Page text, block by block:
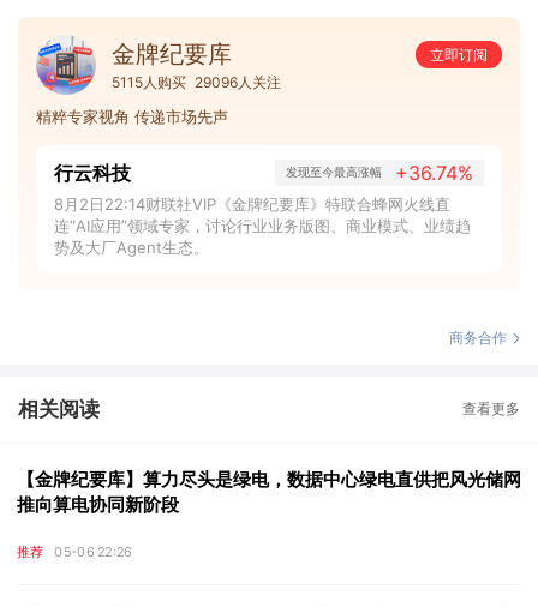
金牌纪要库
立即订阅
5115人购买 29096人关注
精粹专家视角 传递市场先声
行云科技 发现至今最高涨幅 +36.74%
8月2日22:14财联社VIP《金牌纪要库》特联合蜂网火线直
连“AI应用”领域专家，讨论行业业务版图、商业模式、业绩趋
势及大厂Agent生态。
商务合作
相关阅读 查看更多
【金牌纪要库】算力尽头是绿电，数据中心绿电直供把风光储网
推向算电协同新阶段
推荐 05-06 22:26